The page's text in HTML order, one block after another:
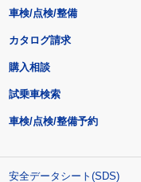
車検/点検/整備
カタログ請求
購入相談
試乗車検索
車検/点検/整備予約
安全データシート(SDS)